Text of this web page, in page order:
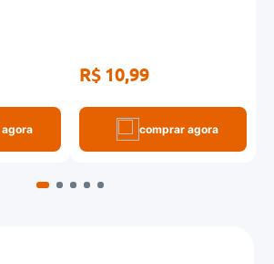
R$ 10,99
comprar agora